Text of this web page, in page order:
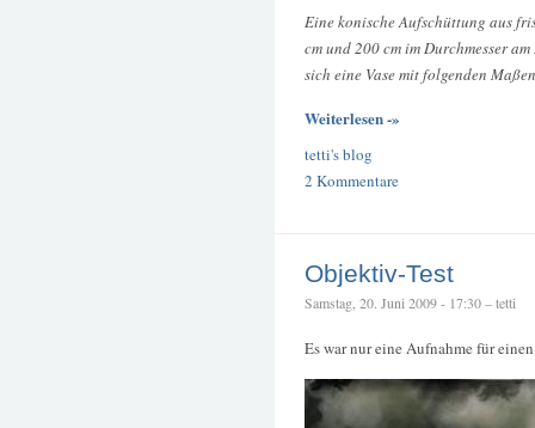
Eine konische Aufschüttung aus
cm und 200 cm im Durchmesser
sich eine Vase mit folgenden
Weiterlesen -»
tetti's blog
2 Kommentare
Objektiv-Test
Samstag, 20. Juni 2009 - 17:30 – tetti
Es war nur eine Aufnahme für